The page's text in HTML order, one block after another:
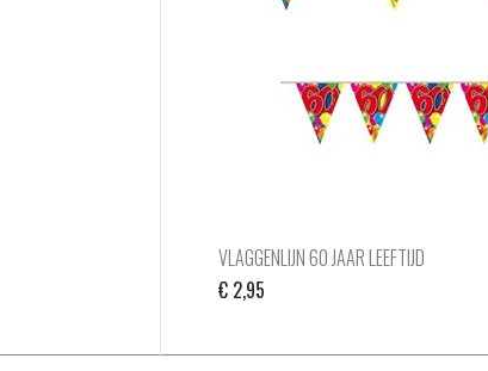
VLAGGENLIJN 60 JAAR LEEFTIJD
€ 2,95